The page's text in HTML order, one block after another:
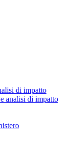
di impatto
analisi di impatto